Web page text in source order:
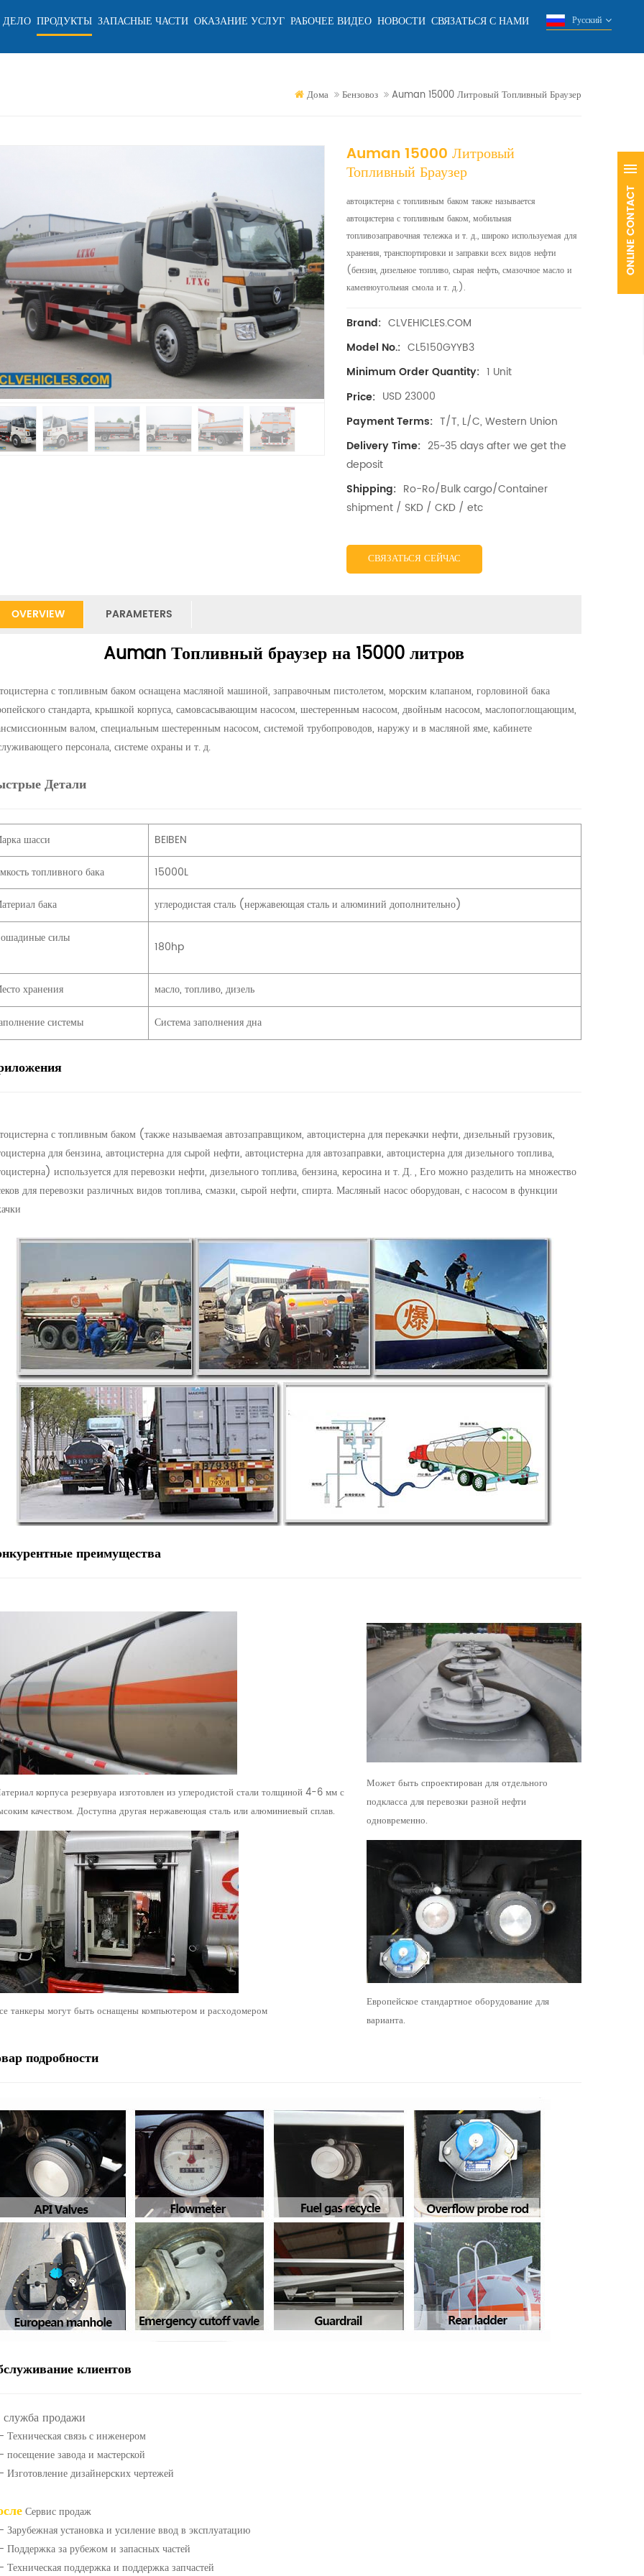
ПРОДУКТЫ ЗАПАСНЫЕ ЧАСТИ ОКАЗАНИЕ УСЛУГ РАБОЧЕЕ ВИДЕО НОВОСТИ СВЯЗАТЬСЯ С НАМИ Русский
Дома Бензовоз Auman 15000 Литровый Топливный Браузер
Auman 15000 Литровый
Топливный Браузер
автоцистерна с топливным баком также называется
автоцистерна с топливным баком, мобильная
топливозаправочная тележка и т. д., широко используемая для
хранения, транспортировки и заправки всех видов нефти
(бензин, дизельное топливо, сырая нефть, смазочное масло и
каменноугольная смола и т. д.).
Brand: CLVEHICLES.COM
Model No.: CL5150GYYB3
Minimum Order Quantity: 1 Unit
Price: USD 23000
Payment Terms: T/T, L/C, Western Union
Delivery Time: 25~35 days after we get the
deposit
Shipping: Ro-Ro/Bulk cargo/Container
shipment / SKD / CKD / etc
СВЯЗАТЬСЯ СЕЙЧАС
OVERVIEW PARAMETERS
Auman Топливный браузер на 15000 литров
с топливным баком оснащена масляной машиной, заправочным пистолетом, морским клапаном, горловиной бака
стандарта, крышкой корпуса, самовсасывающим насосом, шестеренным насосом, двойным насосом, маслопоглощающим,
валом, специальным шестеренным насосом, системой трубопроводов, наружу и в масляной яме, кабинете
персонала, системе охраны и т. д.
Детали
шасси
BEIBEN
топливного бака
15000L
бака
углеродистая сталь (нержавеющая сталь и алюминий дополнительно)
силы
180hp
хранения
масло, топливо, дизель
системы
Система заполнения дна
с топливным баком (также называемая автозаправщиком, автоцистерна для перекачки нефти, дизельный грузовик,
для бензина, автоцистерна для сырой нефти, автоцистерна для автозаправки, автоцистерна для дизельного топлива,
используется для перевозки нефти, дизельного топлива, бензина, керосина и т. Д. , Его можно разделить на множество
для перевозки различных видов топлива, смазки, сырой нефти, спирта. Масляный насос оборудован, с насосом в функции
преимущества
корпуса резервуара изготовлен из углеродистой стали толщиной 4-6 мм с
качеством. Доступна другая нержавеющая сталь или алюминиевый сплав.
Может быть спроектирован для отдельного
подкласса для перевозки разной нефти
одновременно.
танкеры могут быть оснащены компьютером и расходомером
Европейское стандартное оборудование для
варианта.
подробности
клиентов
служба продажи
связь с инженером
завода и мастерской
дизайнерских чертежей
Сервис продаж
установка и усиление ввод в эксплуатацию
за рубежом и запасных частей
поддержка и поддержка запчастей